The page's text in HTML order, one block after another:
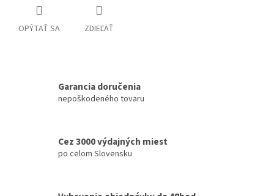
OPÝTAŤ SA ZDIEĽAŤ
Garancia doručenia
nepoškodeného tovaru
Cez 3000 výdajných miest
po celom Slovensku